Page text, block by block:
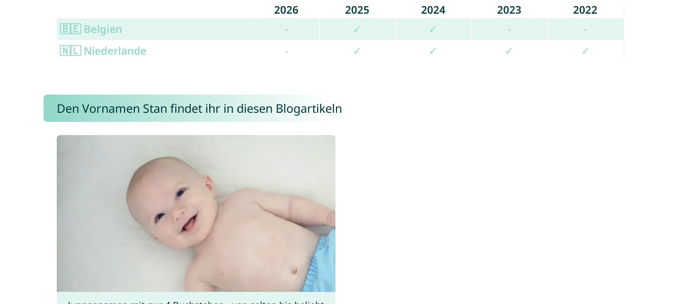
2026 2025 2024 2023
2022
🇧🇪 Belgien
- ✓ ✓ -
-
🇳🇱 Niederlande
- ✓ ✓ ✓ ✓
Den Vornamen Stan findet ihr in diesen Blogartikeln